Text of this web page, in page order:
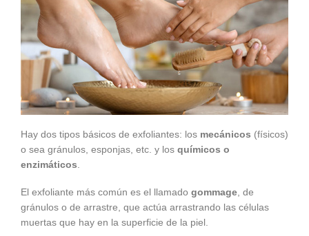
Hay dos tipos básicos de exfoliantes: los mecánicos (físicos)
o sea gránulos, esponjas, etc. y los químicos o
enzimáticos.
El exfoliante más común es el llamado gommage , de
gránulos o de arrastre, que actúa arrastrando las células
muertas que hay en la superficie de la piel.